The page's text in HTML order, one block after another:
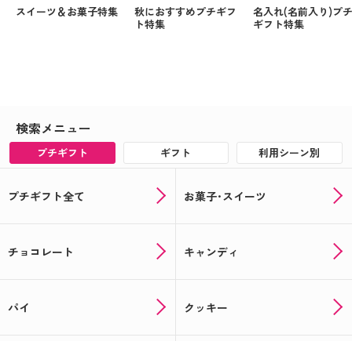
スイーツ＆お菓子特集
秋におすすめプチギフ
ト特集
名入れ(名前入り)プチ
ギフト特集
検索メニュー
プチギフト ギフト 利用シーン別
プチギフト全て お菓子･スイーツ
チョコレート キャンディ
パイ クッキー